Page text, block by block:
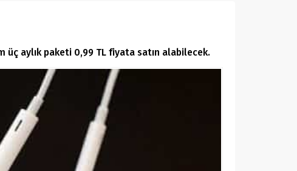
üç aylık paketi 0,99 TL fiyata satın alabilecek.